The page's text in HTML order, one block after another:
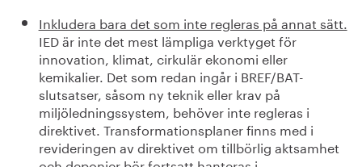
Inkludera bara det som inte regleras på annat sätt.
IED är inte det mest lämpliga verktyget för
innovation, klimat, cirkulär ekonomi eller
kemikalier. Det som redan ingår i BREF/BAT-
slutsatser, såsom ny teknik eller krav på
miljöledningssystem, behöver inte regleras i
direktivet. Transformationsplaner finns med i
revideringen av direktivet om tillbörlig aktsamhet